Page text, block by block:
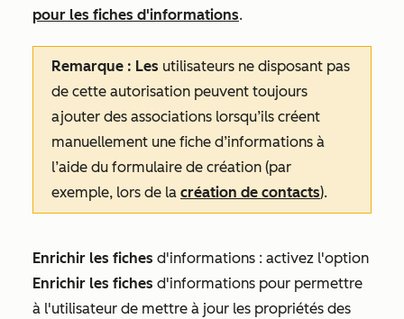
pour les fiches d'informations.
Remarque : Les utilisateurs ne disposant pas
de cette autorisation peuvent toujours
ajouter des associations lorsqu’ils créent
manuellement une fiche d’informations à
l’aide du formulaire de création (par
exemple, lors de la création de contacts).
Enrichir les fiches d'informations : activez l'option
Enrichir les fiches d'informations pour permettre
à l'utilisateur de mettre à jour les propriétés des